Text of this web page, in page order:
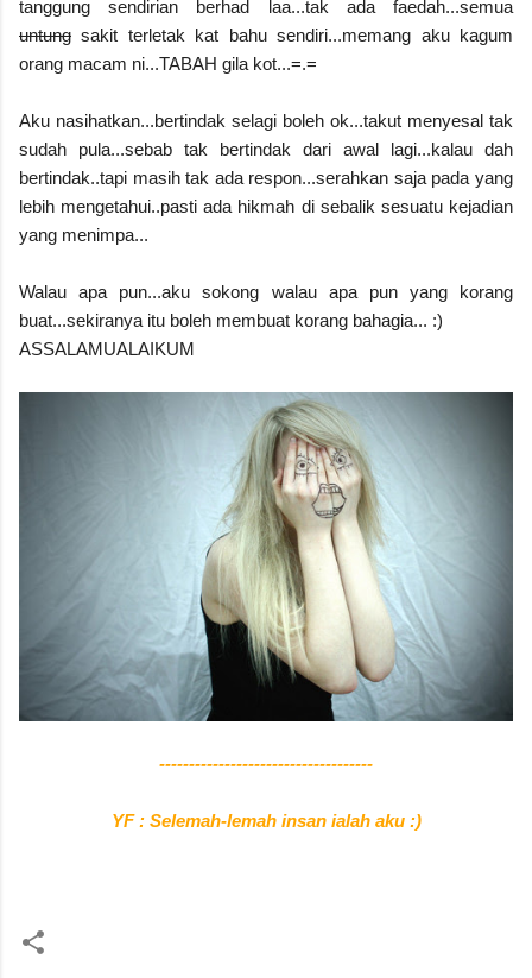
tanggung sendirian berhad laa...tak ada faedah...semua
untung sakit terletak kat bahu sendiri...memang aku kagum
orang macam ni...TABAH gila kot...=.=
Aku nasihatkan...bertindak selagi boleh ok...takut menyesal tak
sudah pula...sebab tak bertindak dari awal lagi...kalau dah
bertindak..tapi masih tak ada respon...serahkan saja pada yang
lebih mengetahui..pasti ada hikmah di sebalik sesuatu kejadian
yang menimpa...
Walau apa pun...aku sokong walau apa pun yang korang
buat...sekiranya itu boleh membuat korang bahagia... :)
ASSALAMUALAIKUM
------------------------------------
YF : Selemah-lemah insan ialah aku :)